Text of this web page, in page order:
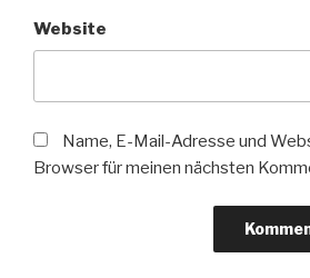
Website
Name, E-Mail-Adresse und
Browser für meinen nächsten